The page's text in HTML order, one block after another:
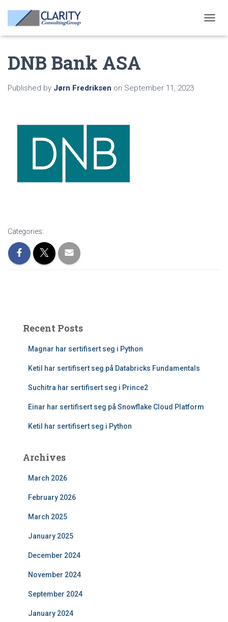
O
DNB Bank ASA
Published by Jørn Fredriksen on September 11, 2023
Categories:
Recent Posts
Magnar har sertifisert seg i Python
Ketil har sertifisert seg på Databricks Fundamentals
Suchitra har sertifisert seg i Prince2
Einar har sertifisert seg på Snowflake Cloud Platform
Ketil har sertifisert seg i Python
Archives
March 2026
February 2026
March 2025
January 2025
December 2024
November 2024
September 2024
January 2024